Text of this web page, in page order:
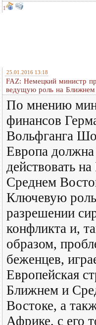
1
25.01.2016 13:18
FAZ: Немецкий министр
ведущую роль на Ближнем
По мнению
финансов
Вольфганга
Европа должна
действовать
Среднем
Ключевую
разрешении
конфликта и,
образом,
беженцев,
Европейская
Ближнем и
Востоке, а
Африке, с его